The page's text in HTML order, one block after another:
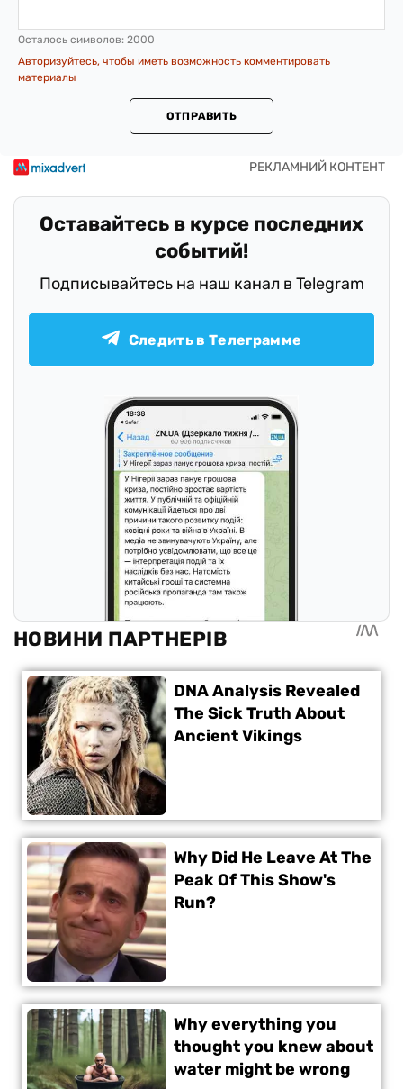
Осталось символов: 2000
Авторизуйтесь, чтобы иметь возможность комментировать
материалы
ОТПРАВИТЬ
Оставайтесь в курсе последних
событий!
Подписывайтесь на наш канал в Telegram
Следить в Телеграмме